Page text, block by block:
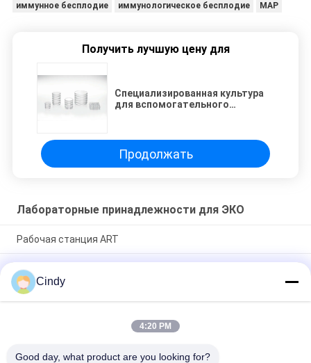
иммунное бесплодие иммунологическое бесплодие МАР
Получить лучшую цену для
Специализированная культура
для вспомогательного
Продолжать
Лабораторные принадлежности для ЭКО
Рабочая станция ART
Система временного отклонения
Система временного отклонения
Популярные категории
Cindy
4:20 PM
Good day, what product are you looking for?